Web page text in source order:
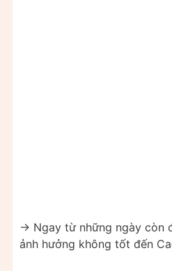
-> Ngay từ những ngày còn
ảnh hưởng không tốt đến